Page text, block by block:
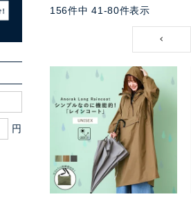
156件中 41 -80件表示